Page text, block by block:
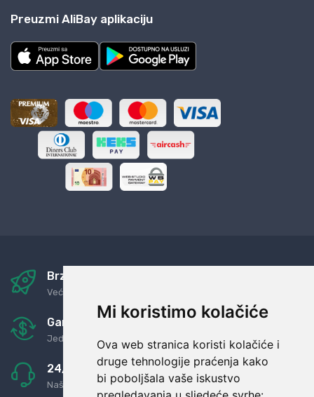
Mi koristimo kolačiće
Ova web stranica koristi kolačiće i
druge tehnologije praćenja kako
bi poboljšala vaše iskustvo
Preuzmi AliBay aplikaciju
Brza i sigurna dostava
Već za nekoliko dana kod vas
Garancija u povrat novaca
Jednostavno pravilo: Roba za novac
24/7 odlična podrška
Naši agenti uvijek na raspolaganju